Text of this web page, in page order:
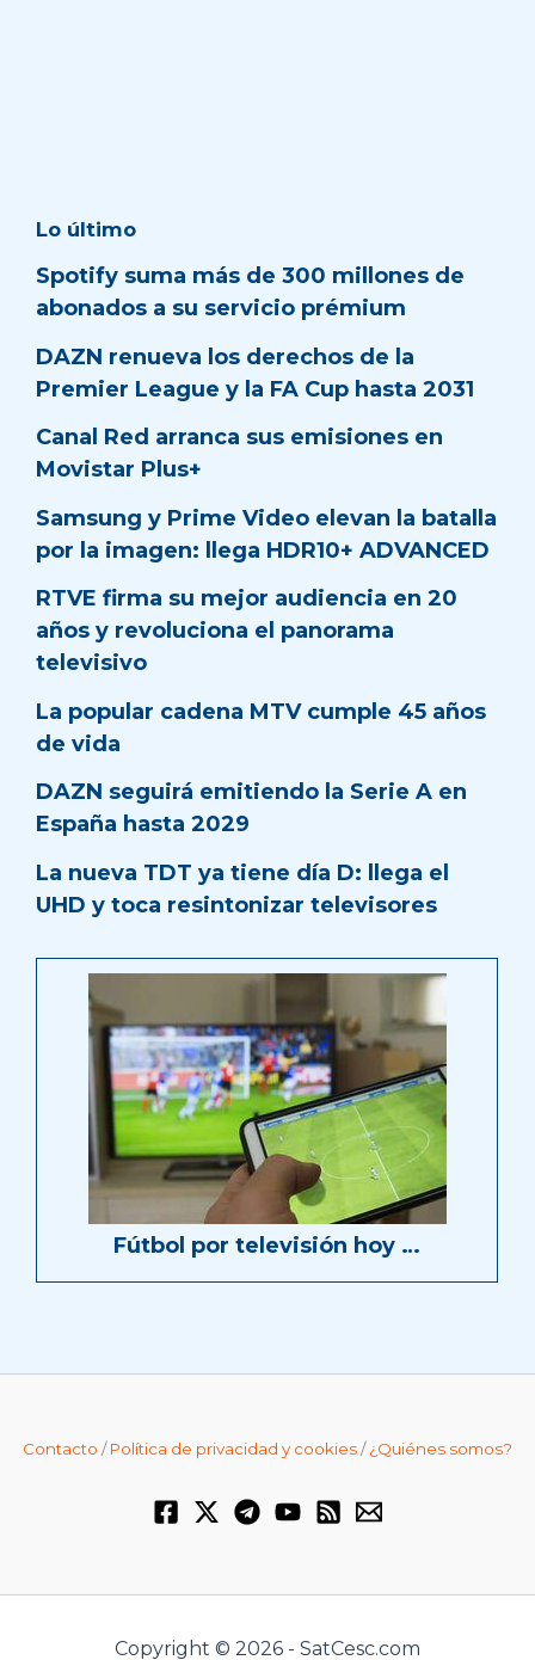
Lo último
Spotify suma más de 300 millones de
abonados a su servicio prémium
DAZN renueva los derechos de la
Premier League y la FA Cup hasta 2031
Canal Red arranca sus emisiones en
Movistar Plus+
Samsung y Prime Video elevan la batalla
por la imagen: llega HDR10+ ADVANCED
RTVE firma su mejor audiencia en 20
años y revoluciona el panorama
televisivo
La popular cadena MTV cumple 45 años
de vida
DAZN seguirá emitiendo la Serie A en
España hasta 2029
La nueva TDT ya tiene día D: llega el
UHD y toca resintonizar televisores
Fútbol por televisión hoy …
Contacto /Política de privacidad y cookies/¿Quiénes somos?
Copyright © 2026 - SatCesc.com